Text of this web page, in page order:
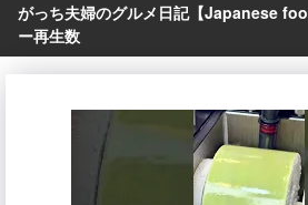
がっち夫婦のグルメ日記【Japanese
ー再生数